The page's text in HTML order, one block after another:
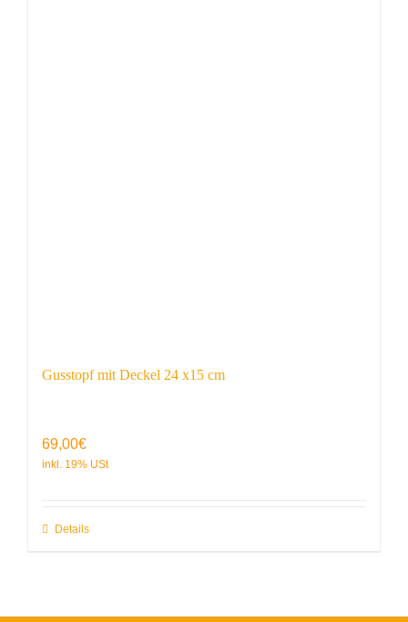
Gusstopf mit Deckel 24 x15 cm
69,00€
Details